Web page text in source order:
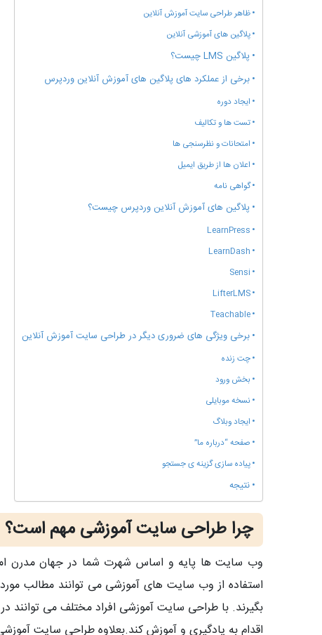
ظاهر طراحی سایت آموزش آنلاین
پلاگین های آموزشی آنلاین
پلاگین LMS چیست؟
برخی از عملکرد های پلاگین های آموزش آنلاین وردپرس
ایجاد دوره
تست ها و تکالیف
امتحانات و نظرسنجی ها
اعلان ها از طریق ایمیل
گواهی نامه
پلاگین های آموزش آنلاین وردپرس چیست؟
LearnPress
LearnDash
Sensi
LifterLMS
Teachable
برخی ویژگی های ضروری دیگر در طراحی سایت آموزش آنلاین
چت زنده
بخش ورود
نسخه موبایلی
ایجاد وبلاگ
صفحه “درباره ما”
پیاده سازی گزینه ی جستجو
نتیجه
چرا طراحی سایت آموزشی مهم است؟
وب سایت ها پایه و اساس شهرت شما در جهان مدرن
استفاده از وب سایت های آموزشی می توانند مطالب مورد
بگیرند. با طراحی سایت آموزشی افراد مختلف می توانند
اقدام به یادگیری و آموزش کند.بعلاوه طراحی سایت